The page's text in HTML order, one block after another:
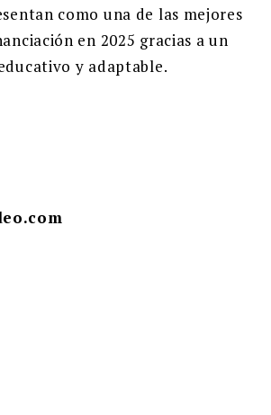
como una de las mejores
en 2025 gracias a un
y adaptable.